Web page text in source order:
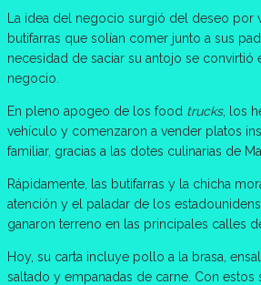
La idea del negocio surgió del deseo por
butifarras que solían comer junto a sus
necesidad de saciar su antojo se convirtió
negocio.
En pleno apogeo de los food trucks, los
vehículo y comenzaron a vender platos
familiar, gracias a las dotes culinarias de
Rápidamente, las butifarras y la chicha
atención y el paladar de los
ganaron terreno en las principales calles
Hoy, su carta incluye pollo a la brasa,
saltado y empanadas de carne. Con estos